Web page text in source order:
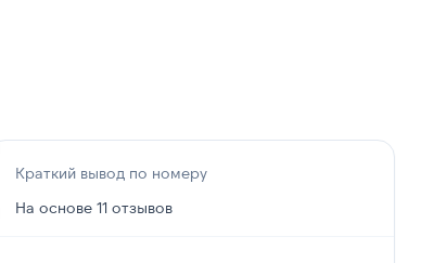
Краткий вывод по номеру
На основе 11 отзывов